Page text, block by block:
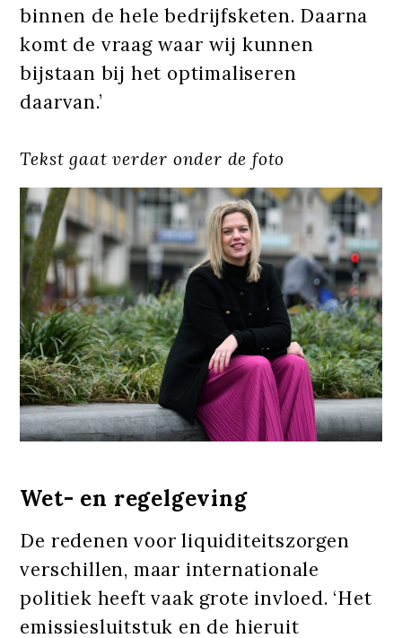
binnen de hele bedrijfsketen. Daarna
komt de vraag waar wij kunnen
bijstaan bij het optimaliseren
daarvan.’
Tekst gaat verder onder de foto
Wet- en regelgeving
De redenen voor liquiditeitszorgen
verschillen, maar internationale
politiek heeft vaak grote invloed. ‘Het
emissiesluitstuk en de hieruit